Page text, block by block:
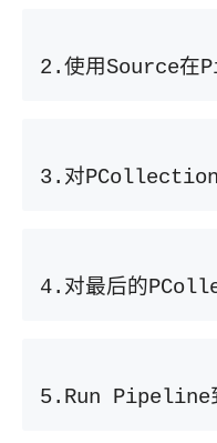
2.使用Source在
3. 对PCollection
4. 对最后的
5.Run Pipeline